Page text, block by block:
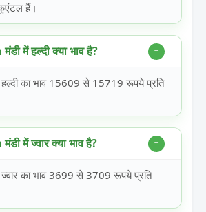
हैं।
में हल्दी क्या भाव है?
का भाव 15609 से 15719 रूपये प्रति
में ज्वार क्या भाव है?
का भाव 3699 से 3709 रूपये प्रति